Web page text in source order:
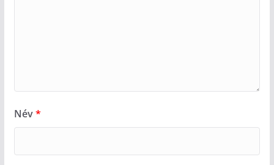
Név*